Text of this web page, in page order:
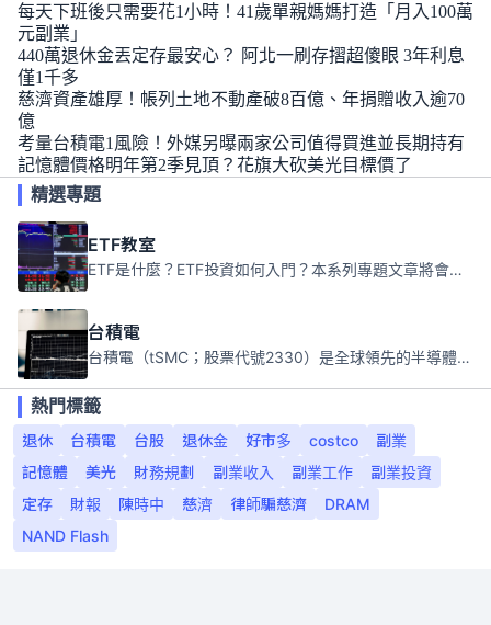
每天下班後只需要花1小時！41歲單親媽媽打造「月入100萬
元副業」
440萬退休金丟定存最安心？ 阿北一刷存摺超傻眼 3年利息
僅1千多
慈濟資產雄厚！帳列土地不動產破8百億、年捐贈收入逾70
億
考量台積電1風險！外媒另曝兩家公司值得買進並長期持有
記憶體價格明年第2季見頂？花旗大砍美光目標價了
精選專題
ETF教室
ETF是什麼？ETF投資如何入門？本系列專題文章將會告訴你新手必須知道的ETF基礎知識。
台積電
台積電（tSMC；股票代號2330）是全球領先的半導體代工公司，成立於1987年，總部位於台灣新竹。且已於美國、日本、德國及中國設廠，台積電是全球首家專業積體電路製造服務公司，也是全球最先進和最大規模的半導體代工廠。
熱門標籤
退休
台積電 台股 退休金 好市多 costco
副業
記憶體
美光 財務規劃 副業收入 副業工作
副業投資
定存
財報 陳時中 慈濟 律師騙慈濟
DRAM
NAND Flash